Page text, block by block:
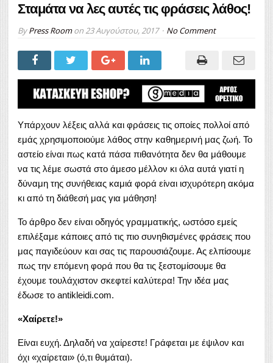
Σταμάτα να λες αυτές τις φράσεις λάθος!
ByPress Roomon 23 Αυγούστου, 2017 No Comment
Yπάρχουν λέξεις αλλά και φράσεις τις οποίες πολλοί από
εμάς χρησιμοποιούμε λάθος στην καθημερινή μας ζωή. Το
αστείο είναι πως κατά πάσα πιθανότητα δεν θα μάθουμε
να τις λέμε σωστά στο άμεσο μέλλον κι όλα αυτά γιατί η
δύναμη της συνήθειας καμιά φορά είναι ισχυρότερη ακόμα
κι από τη διάθεσή μας για μάθηση!
Το άρθρο δεν είναι οδηγός γραμματικής, ωστόσο εμείς
επιλέξαμε κάποιες από τις πιο συνηθισμένες φράσεις που
μας παγιδεύουν και σας τις παρουσιάζουμε. Ας ελπίσουμε
πως την επόμενη φορά που θα τις ξεστομίσουμε θα
έχουμε τουλάχιστον σκεφτεί καλύτερα! Την ιδέα μας
έδωσε το antikleidi.com.
«Χαίρετε!»
Είναι ευχή. Δηλαδή να χαίρεστε! Γράφεται με έψιλον και
όχι «χαίρεται» (ό,τι θυμάται).